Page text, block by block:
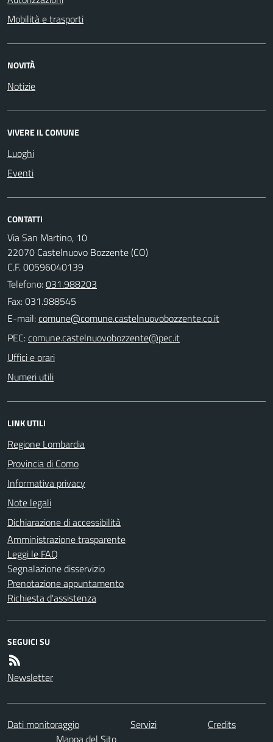
Mobilità e trasporti
NOVITÀ
Notizie
VIVERE IL COMUNE
Luoghi
Eventi
CONTATTI
Via San Martino, 10
22070 Castelnuovo Bozzente (CO)
C.F. 00596040139
Telefono:031.988203
Fax: 031.988545
E-mail:
PEC:
Uffici e orari
Numeri utili
LINK UTILI
Regione Lombardia
Provincia di Como
Informativa privacy
Note legali
Dichiarazione di accessibilità
Amministrazione trasparente
Leggi le FAQ
Segnalazione disservizio
Prenotazione appuntamento
Richiesta d'assistenza
SEGUICI SU
Newsletter
Dati monitoraggio Servizi
Credits
Mappa del Sito